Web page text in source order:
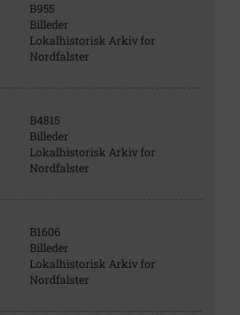
B955
Billeder
Lokalhistorisk Arkiv for
Nordfalster
B4815
Billeder
Lokalhistorisk Arkiv for
Nordfalster
B1606
Billeder
Lokalhistorisk Arkiv for
Nordfalster